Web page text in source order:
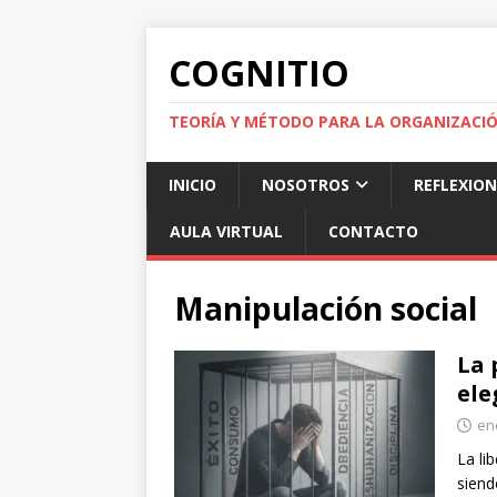
COGNITIO
TEORÍA Y MÉTODO PARA LA
INICIO NOSOTROS
AULA VIRTUAL CONTACTO
Manipulación social
La
La